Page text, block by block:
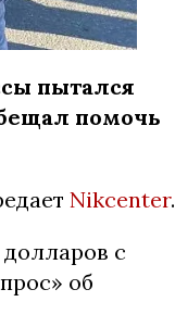
пытался
помочь
Nikcenter.
долларов с
об